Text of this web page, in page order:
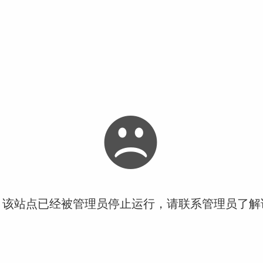
站点已经被管理员停止运行，请联系管理员了